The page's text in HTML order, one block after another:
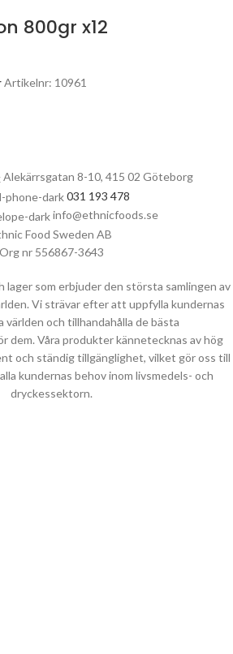
800gr x12
Artikelnr: 10961
Alekärrsgatan 8-10, 415 02 Göteborg
031 193 478
info@ethnicfoods.se
Food Sweden AB
Org nr 556867-3643
lager som erbjuder den största samlingen av
Vi strävar efter att uppfylla kundernas
världen och tillhandahålla de bästa
dem. Våra produkter kännetecknas av hög
och ständig tillgänglighet, vilket gör oss till
kundernas behov inom livsmedels- och
dryckessektorn.